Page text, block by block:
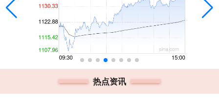
热点资讯